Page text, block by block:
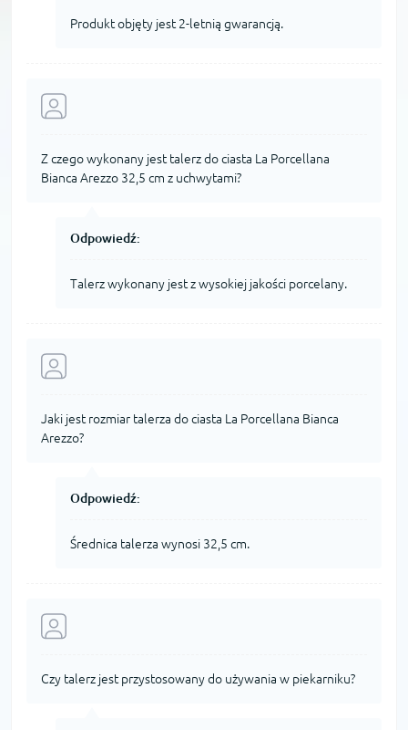
Produkt objęty jest 2-letnią gwarancją.
Z czego wykonany jest talerz do ciasta La Porcellana
Bianca Arezzo 32,5 cm z uchwytami?
Odpowiedź:
Talerz wykonany jest z wysokiej jakości porcelany.
Jaki jest rozmiar talerza do ciasta La Porcellana Bianca
Arezzo?
Odpowiedź:
Średnica talerza wynosi 32,5 cm.
Czy talerz jest przystosowany do używania w piekarniku?